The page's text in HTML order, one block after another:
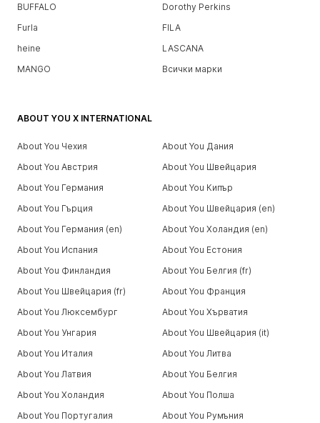
BUFFALO
Dorothy Perkins
Furla
FILA
heine
LASCANA
MANGO
Всички марки
ABOUT YOU X INTERNATIONAL
About You Чехия
About You Дания
About You Австрия
About You Швейцария
About You Германия
About You Кипър
About You Гърция
About You Швейцария (en)
About You Германия (en)
About You Холандия (en)
About You Испания
About You Естония
About You Финландия
About You Белгия (fr)
About You Швейцария (fr)
About You Франция
About You Люксембург
About You Хърватия
About You Унгария
About You Швейцария (it)
About You Италия
About You Литва
About You Латвия
About You Белгия
About You Холандия
About You Полша
About You Португалия
About You Румъния